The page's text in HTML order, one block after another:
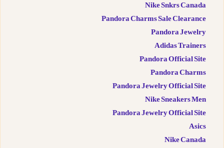
Nike Snkrs Canada
Pandora Charms Sale Clearance
Pandora Jewelry
Adidas Trainers
Pandora Official Site
Pandora Charms
Pandora Jewelry Official Site
Nike Sneakers Men
Pandora Jewelry Official Site
Asics
Nike Canada